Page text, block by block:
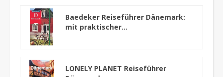
Baedeker Reiseführer Dänemark:
mit praktischer...
LONELY PLANET Reiseführer